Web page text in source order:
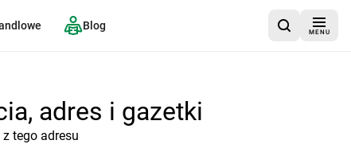
Blog
MENU
adres i gazetki
tego adresu